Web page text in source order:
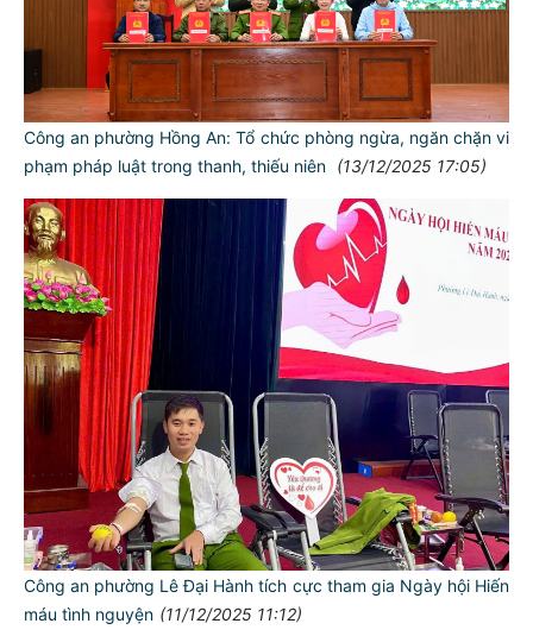
Công an phường Hồng An: Tổ chức phòng ngừa, ngăn chặn vi
phạm pháp luật trong thanh, thiếu niên (13/12/2025 17:05)
Công an phường Lê Đại Hành tích cực tham gia Ngày hội Hiến
máu tình nguyện (11/12/2025 11:12)